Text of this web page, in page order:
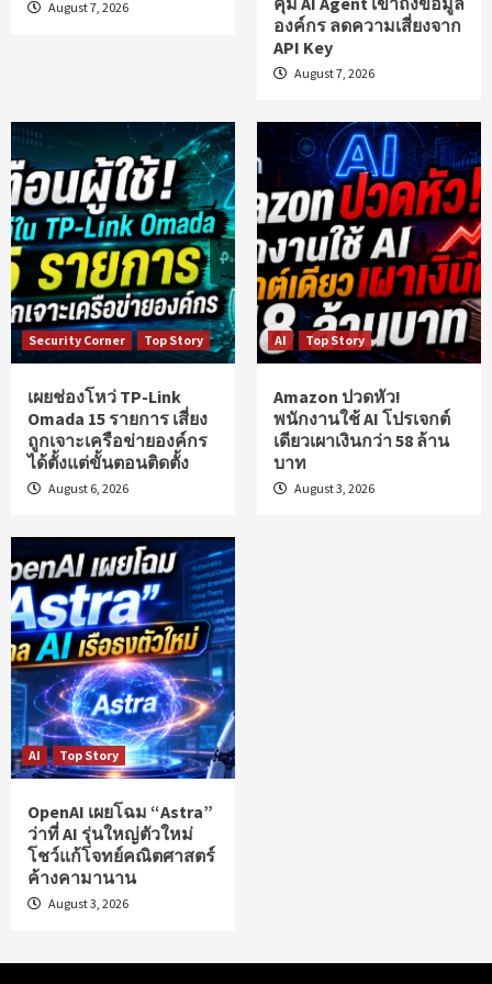
August 7, 2026
องค์กร ลดความเสี่ยงจาก
API Key
August 7, 2026
Security Corner Top Story
เผยช่องโหว่ TP-Link
Omada 15 รายการ เสี่ยง
ถูกเจาะเครือข่ายองค์กร
ได้ตั้งแต่ขั้นตอนติดตั้ง
August 6, 2026
AI Top Story
Amazon ปวดหัว!
พนักงานใช้ AI โปรเจกต์
เดียวเผาเงินกว่า 58 ล้าน
บาท
August 3, 2026
AI Top Story
OpenAI เผยโฉม “Astra”
ว่าที่ AI รุ่นใหญ่ตัวใหม่
โชว์แก้โจทย์คณิตศาสตร์
ค้างคามานาน
August 3, 2026